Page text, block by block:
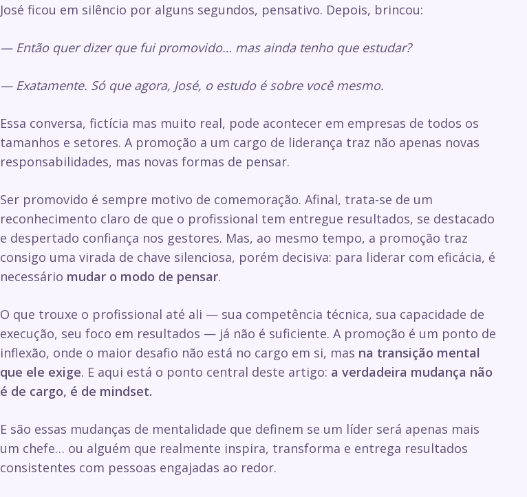
José ficou em silêncio por alguns segundos, pensativo. Depois, brincou:
— Então quer dizer que fui promovido… mas ainda tenho que estudar?
— Exatamente. Só que agora, José, o estudo é sobre você mesmo.
Essa conversa, fictícia mas muito real, pode acontecer em empresas de todos os
tamanhos e setores. A promoção a um cargo de liderança traz não apenas novas
responsabilidades, mas novas formas de pensar.
Ser promovido é sempre motivo de comemoração. Afinal, trata-se de um
reconhecimento claro de que o profissional tem entregue resultados, se destacado
e despertado confiança nos gestores. Mas, ao mesmo tempo, a promoção traz
consigo uma virada de chave silenciosa, porém decisiva: para liderar com eficácia, é
necessário mudar o modo de pensar.
O que trouxe o profissional até ali — sua competência técnica, sua capacidade de
execução, seu foco em resultados — já não é suficiente. A promoção é um ponto de
inflexão, onde o maior desafio não está no cargo em si, mas na transição mental
que ele exige. E aqui está o ponto central deste artigo: a verdadeira mudança não
é de cargo, é de mindset.
E são essas mudanças de mentalidade que definem se um líder será apenas mais
um chefe… ou alguém que realmente inspira, transforma e entrega resultados
consistentes com pessoas engajadas ao redor.